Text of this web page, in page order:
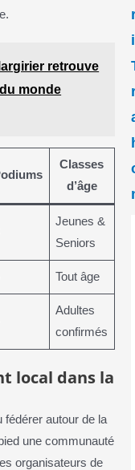
retrouve
monde
Classes
d’âge
Jeunes &
Seniors
Tout âge
Adultes
confirmés
local dans la
autour de la
une communauté
organisateurs de